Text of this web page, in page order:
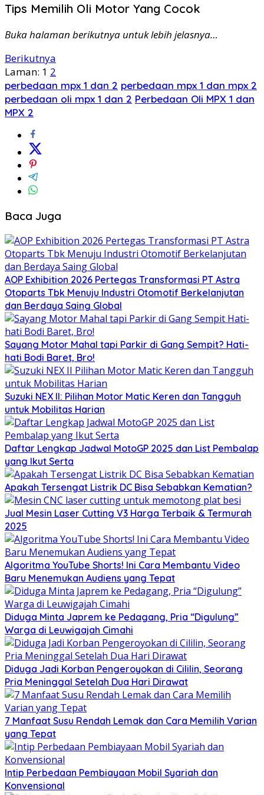
Tips Memilih Oli Motor Yang Cocok
Buka halaman berikutnya untuk lebih jelasnya…
Berikutnya
Laman: 1 2
perbedaan mpx 1 dan 2 perbedaan mpx 1 dan mpx 2
perbedaan oli mpx 1 dan 2 Perbedaan Oli MPX 1 dan
MPX 2
Baca Juga
AOP Exhibition 2026 Pertegas Transformasi PT Astra
Otoparts Tbk Menuju Industri Otomotif Berkelanjutan
dan Berdaya Saing Global
Sayang Motor Mahal tapi Parkir di Gang Sempit? Hati-
hati Bodi Baret, Bro!
Suzuki NEX II: Pilihan Motor Matic Keren dan Tangguh
untuk Mobilitas Harian
Daftar Lengkap Jadwal MotoGP 2025 dan List Pembalap
yang Ikut Serta
Apakah Tersengat Listrik DC Bisa Sebabkan Kematian?
Jual Mesin Laser Cutting V3 Harga Terbaik & Termurah
2025
Algoritma YouTube Shorts! Ini Cara Membantu Video
Baru Menemukan Audiens yang Tepat
Diduga Minta Japrem ke Pedagang, Pria “Digulung”
Warga di Leuwigajah Cimahi
Diduga Jadi Korban Pengeroyokan di Cililin, Seorang
Pria Meninggal Setelah Dua Hari Dirawat
7 Manfaat Susu Rendah Lemak dan Cara Memilih Varian
yang Tepat
Intip Perbedaan Pembiayaan Mobil Syariah dan
Konvensional